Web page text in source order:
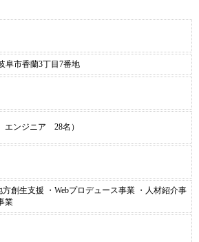
阜市香蘭3丁目7番地
エンジニア 28名）
方創生支援 ・Webプロデュース事業 ・人材紹介事
業